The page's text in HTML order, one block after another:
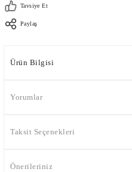
Tavsiye Et
Paylaş
Ürün Bilgisi
Yorumlar
Taksit Seçenekleri
Önerileriniz